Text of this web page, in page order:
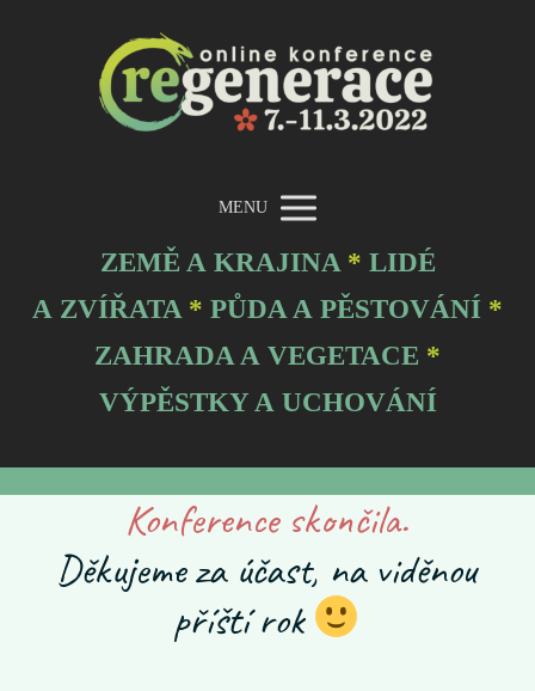
MENU
ZEMĚ A KRAJINA * LIDÉ
A ZVÍŘATA * PŮDA A PĚSTOVÁNÍ *
ZAHRADA A VEGETACE *
VÝPĚSTKY A UCHOVÁNÍ
Konference skončila.
Děkujeme za účast, na viděnou
příští rok